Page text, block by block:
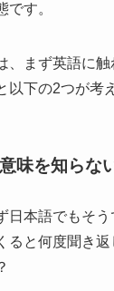
です。
、まず英語に
以下の2つが考
味を知らな
日本語でもそう
ると何度聞き